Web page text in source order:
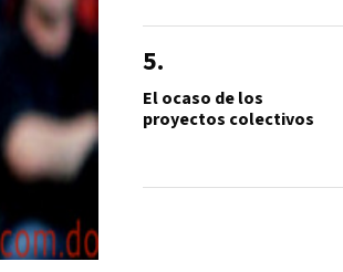
El ocaso de los
proyectos colectivos